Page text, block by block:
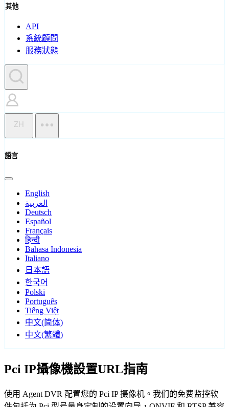
其他
API
系統顧問
服務狀態
ZH
語言
English
العربية
Deutsch
Español
Français
हिन्दी
Bahasa Indonesia
Italiano
日本語
한국어
Polski
Português
Tiếng Việt
中文(简体)
中文(繁體)
Pci IP攝像機設置URL指南
使用 Agent DVR 配置您的 Pci IP 摄像机。我们的免费监控软